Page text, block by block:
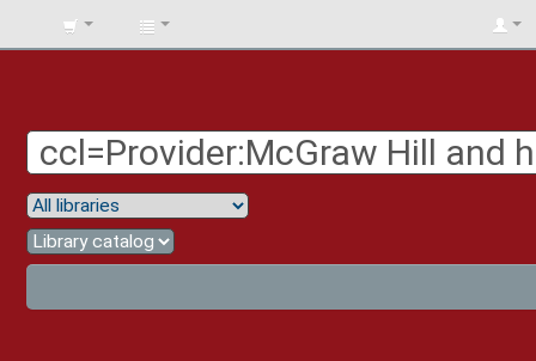
BIBLIOTECA